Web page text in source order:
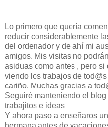
Lo primero que quería
reducir considerablemente
del ordenador y de ahí mi
amigos. Mis visitas no
asiduas como antes , pero si
viendo los trabajos de
cariño. Muchas gracias a
Seguiré manteniendo el
trabajitos e ideas
Y ahora paso a enseñaros
hermana antes de